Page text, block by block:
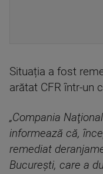
Situația a fost
arătat CFR într-un
„Compania
informează că,
remediat
București, care a